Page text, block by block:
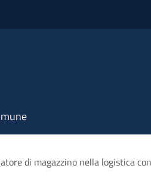
di magazzino nella logistica